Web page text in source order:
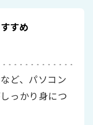
すめ
ど、パソコン
っかり身につ